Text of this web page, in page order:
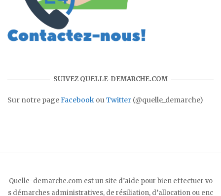
SUIVEZ QUELLE-DEMARCHE.COM
Sur notre pageFacebook ouTwitter (@quelle_demarche)
Quelle-demarche.com est un site d’aide pour bien effectuer vo
s démarches administratives, de résiliation, d’allocation ou enc